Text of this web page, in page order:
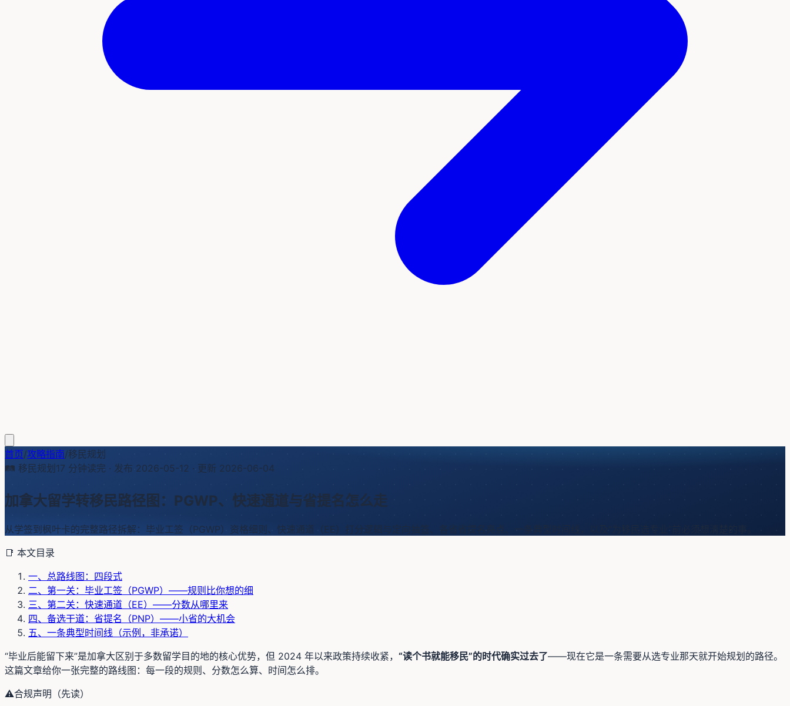
首页/攻略指南/移民规划
🛤️ 移民规划 17 分钟读完 · 发布 2026-05-12 · 更新 2026-06-04
加拿大留学转移民路径图：PGWP、快速通道与省提名怎么走
从学签到枫叶卡的完整路径拆解：毕业工签（PGWP）资格细则、快速通道（EE）打分逻辑与定向抽签、各省省提名亮点、一条典型时间线，以及“为移民选专业”前必须想清楚的事。
📑 本文目录
一、总路线图：四段式
二、第一关：毕业工签（PGWP）——规则比你想的细
三、第二关：快速通道（EE）——分数从哪里来
四、备选干道：省提名（PNP）——小省的大机会
五、一条典型时间线（示例，非承诺）
“毕业后能留下来”是加拿大区别于多数留学目的地的核心优势，但 2024 年以来政策持续收紧， “读个书就能移民”的时代确实过去了——现在它是一条需要从选专业那天就开始规划的路径。
这篇文章给你一张完整的路线图：每一段的规则、分数怎么算、时间怎么排。
⚠️合规声明（先读）